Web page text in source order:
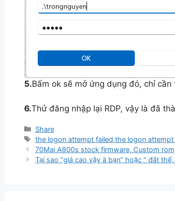
5.Bấm ok sẽ mở ứng dụng đó, chỉ
6.Thử đăng nhập lại RDP, vậy là đã
Danh
mục
Share
Thẻ
the logon attempt failed,the logon attempt
70Mai A800s stock firmware, Custom
Tại sao “giá cao vậy à bạn” hoặc ” đắt